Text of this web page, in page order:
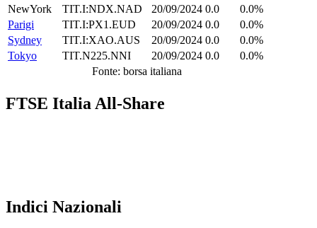
NewYork
TIT.I:NDX.NAD 20/09/2024 0.0
0.0%
Parigi
TIT.I:PX1.EUD 20/09/2024 0.0
0.0%
Sydney
TIT.I:XAO.AUS 20/09/2024 0.0
0.0%
Tokyo
TIT.N225.NNI 20/09/2024 0.0
0.0%
Fonte: borsa italiana
FTSE Italia All-Share
Indici Nazionali